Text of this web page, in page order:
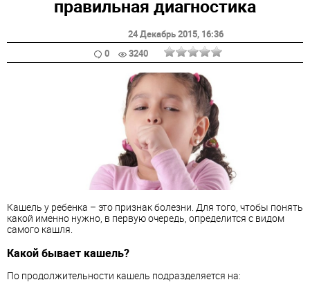
правильная диагностика
24 Декабрь 2015, 16:36
0
3240
Кашель у ребенка – это признак болезни. Для того, чтобы понять
какой именно нужно, в первую очередь, определится с видом
самого кашля.
Какой бывает кашель?
По продолжительности кашель подразделяется на: